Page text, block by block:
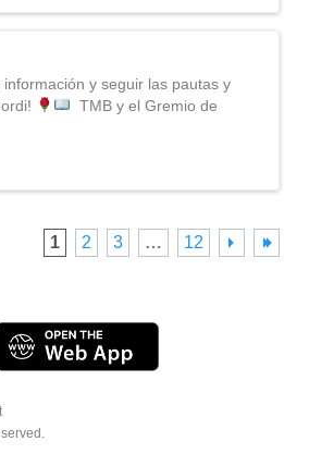
y seguir las pautas y
TMB y el Gremio de
1 2 3 … 12